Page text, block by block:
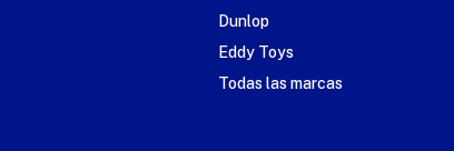
Dunlop
Eddy Toys
Todas las marcas